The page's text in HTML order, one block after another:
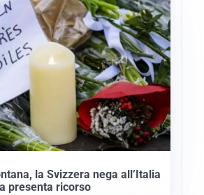
la Svizzera nega all’Italia
presenta ricorso